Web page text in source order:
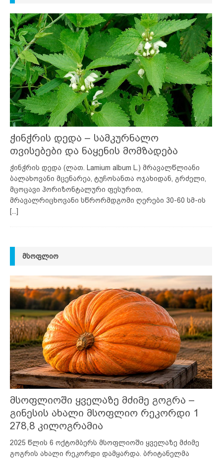
ჭინჭრის დედა – სამკურნალო
თვისებები და ნაყენის მომზადება
ჭინჭრის დედა (ლათ. Lamium album L.) მრავალწლიანი
ბალახოვანი მცენარეა, ტუჩოსანთა ოჯახიდან, გრძელი,
მცოცავი ჰორიზონტალური ფესურით,
მრავალრიცხოვანი სწრორმდგომი ღერები 30-60 სმ-ის
[...]
ᲛᲡᲝᲤᲚᲘᲝ
მსოფლიოში ყველაზე მძიმე გოგრა –
გინესის ახალი მსოფლიო რეკორდი 1
278,8 კილოგრამია
2025 წლის 6 ოქტომბერს მსოფლიოში ყველაზე მძიმე
გოგრის ახალი რეკორდი დამყარდა. ბრიტანელმა